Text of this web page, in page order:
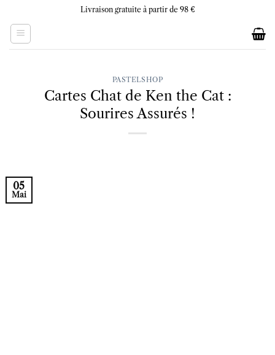
content
Livraison gratuite à partir de 98 €
PASTELSHOP
Cartes Chat de Ken the Cat :
Sourires Assurés !
05
Mai